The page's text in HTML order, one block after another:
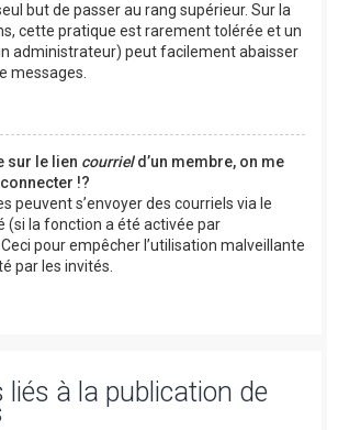
but de passer au rang supérieur. Sur la
cette pratique est rarement tolérée et un
administrateur) peut facilement abaisser
messages.
sur le lien courrield’un membre, on me
!?
peuvent s’envoyer des courriels via le
(si la fonction a été activée par
pour empêcher l’utilisation malveillante
par les invités.
liés à la publication de